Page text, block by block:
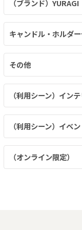
（ブランド）YURAGI
キャンドル・ホルダ
その他
（利用シーン）イン
（利用シーン）イベ
（オンライン限定）